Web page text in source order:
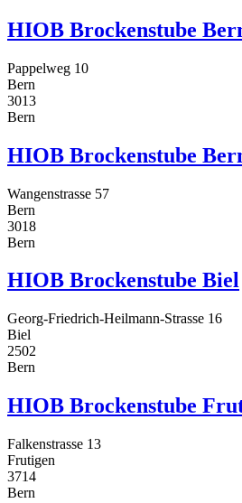
HIOB Brockenstube
Pappelweg 10
Bern
3013
Bern
HIOB Brockenstube
Wangenstrasse 57
Bern
3018
Bern
HIOB Brockenstube Biel
Georg-Friedrich-Heilmann-Strasse 16
Biel
2502
Bern
HIOB Brockenstube
Falkenstrasse 13
Frutigen
3714
Bern